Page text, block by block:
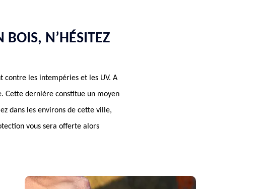
BOIS, N’HÉSITEZ
contre les intempéries et les UV. A
Cette dernière constitue un moyen
dans les environs de cette ville,
vous sera offerte alors